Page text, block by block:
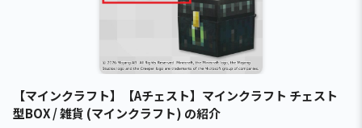
【マインクラフト】【Aチェスト】マインクラフト チェスト
型BOX / 雑貨 (マインクラフト) の紹介